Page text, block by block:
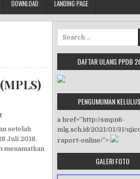
DOWNLOAD LANDING PAGE
on MASA PENGENALAN LINGKUNGAN
setelah
Juli 2018.
menamatkan
(MPLS) TP. 2018/2019
Search for:
DAFTAR ULANG PPDB
PENGUMUMAN
a href=”http://smpn6-
mlg.sch.id/2021/01/31/
raport-online/”>
GALERI FOTO